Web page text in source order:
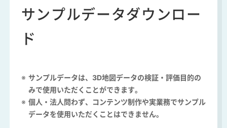
サンプルデータダウンロー
ド
サンプルデータは、3D地図データの検証・評価目的の
みで使用いただくことができます。
個人・法人問わず、コンテンツ制作や実業務でサンプル
データを使用いただくことはできません。